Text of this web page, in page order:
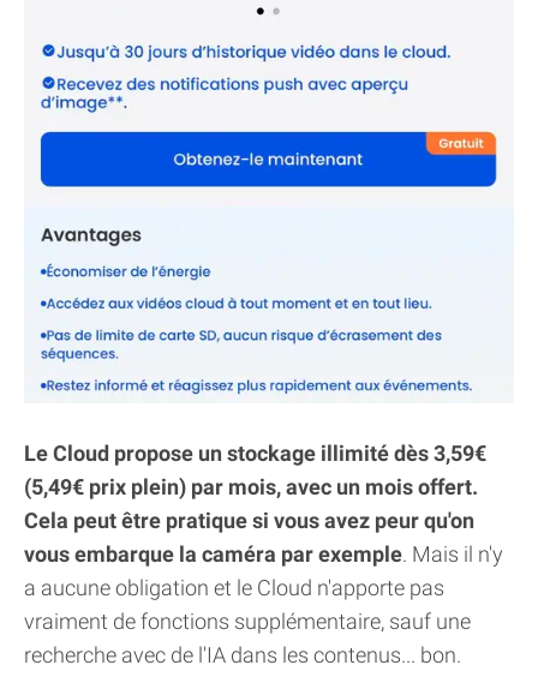
Le Cloud propose un stockage illimité dès 3,59€
(5,49€ prix plein) par mois, avec un mois offert.
Cela peut être pratique si vous avez peur qu'on
vous embarque la caméra par exemple. Mais il n'y
a aucune obligation et le Cloud n'apporte pas
vraiment de fonctions supplémentaire, sauf une
recherche avec de l'IA dans les contenus... bon.